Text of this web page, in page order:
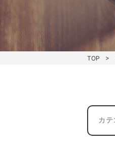
TOP